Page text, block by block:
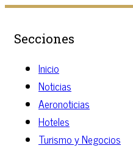
Secciones
Inicio
Noticias
Aeronoticias
Hoteles
Turismo y Negocios